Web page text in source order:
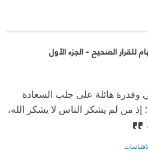
للقرار الصحيح - الجزء الأول
وقدرة هائلة على جلب السعادة
من لم يشكر الناس لا يشكر الله،